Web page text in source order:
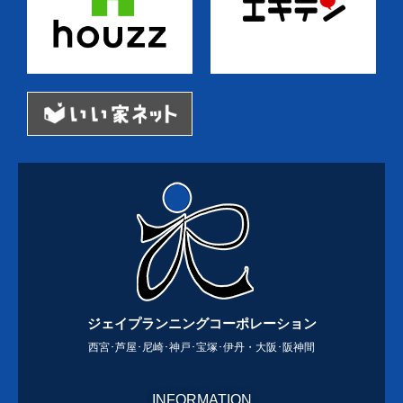
ジェイプランニングコーポレーション
西宮･芦屋･尼崎･神戸･宝塚･伊丹・大阪･阪神間
INFORMATION